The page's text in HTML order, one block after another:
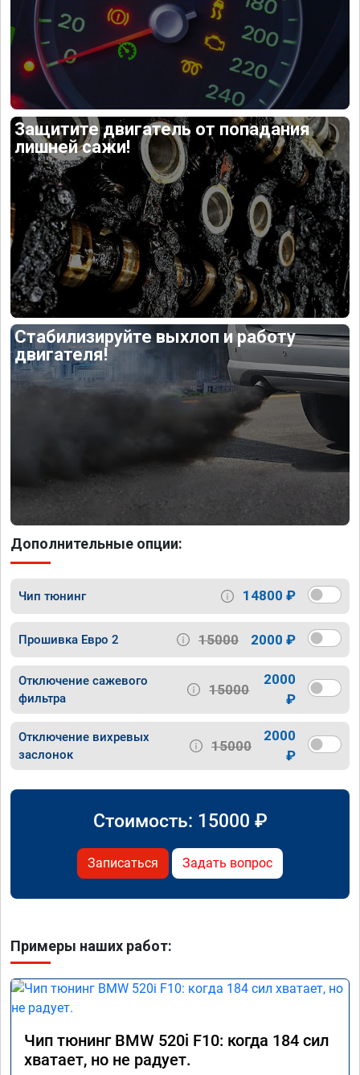
Защитите двигатель от попадания
лишней сажи!
Стабилизируйте выхлоп и работу
двигателя!
Дополнительные опции:
Чип тюнинг 14800 ₽
Прошивка Евро 2 15000 2000 ₽
Отключение сажевого
фильтра
15000
2000
₽
Отключение вихревых
заслонок
15000
2000
₽
Стоимость: 15000 ₽
Записаться Задать вопрос
Примеры наших работ:
Чип тюнинг BMW 520i F10: когда 184 сил
хватает, но не радует.